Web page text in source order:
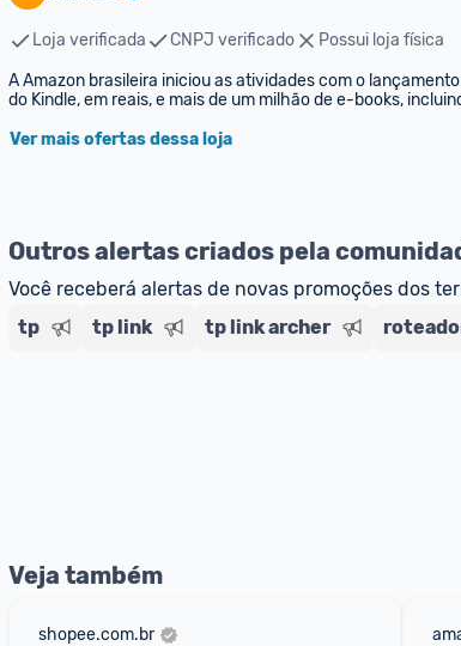
Loja verificada CNPJ verificado
Possui loja física
A Amazon brasileira iniciou as atividades com o
do Kindle, em reais, e mais de um milhão de e-books,
Ver mais ofertas dessa loja
Outros alertas criados pela
Você receberá alertas de novas promoções dos
tp
tp link tp link archer
Veja também
shopee.com.br